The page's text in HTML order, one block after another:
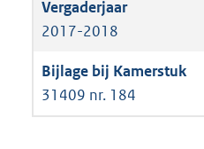
2017-2018
31409 nr. 184